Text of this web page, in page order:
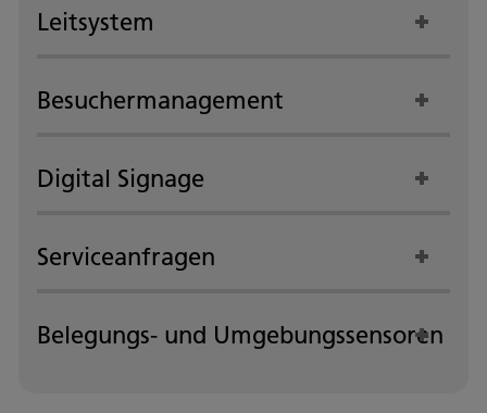
Leitsystem
Besuchermanagement
Digital Signage
Serviceanfragen
Belegungs- und Umgebungssensoren